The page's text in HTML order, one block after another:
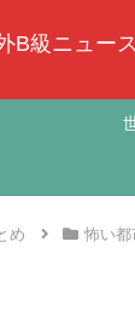
B級ニュース
め 怖い都